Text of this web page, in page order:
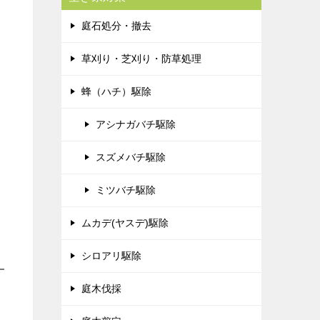
庭石処分・撤去
草刈り・芝刈り・防草処理
蜂（ハチ）駆除
アシナガバチ駆除
スズメバチ駆除
ミツバチ駆除
ムカデ(ヤスデ)駆除
シロアリ駆除
庭木伐採